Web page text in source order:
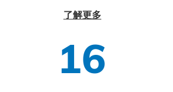
了解更多
16